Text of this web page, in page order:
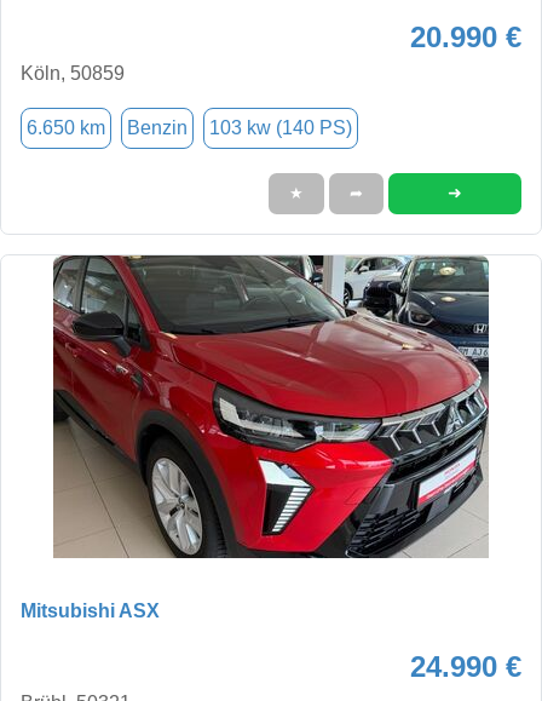
20.990 €
Köln, 50859
6.650 km Benzin 103 kw (140 PS)
★ ➦ ➜
Mitsubishi ASX
24.990 €